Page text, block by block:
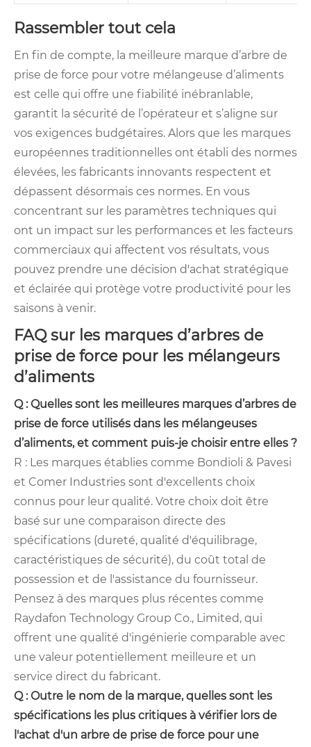
Rassembler tout cela
En fin de compte, la meilleure marque d’arbre de
prise de force pour votre mélangeuse d’aliments
est celle qui offre une fiabilité inébranlable,
garantit la sécurité de l’opérateur et s’aligne sur
vos exigences budgétaires. Alors que les marques
européennes traditionnelles ont établi des normes
élevées, les fabricants innovants respectent et
dépassent désormais ces normes. En vous
concentrant sur les paramètres techniques qui
ont un impact sur les performances et les facteurs
commerciaux qui affectent vos résultats, vous
pouvez prendre une décision d'achat stratégique
et éclairée qui protège votre productivité pour les
saisons à venir.
FAQ sur les marques d’arbres de
prise de force pour les mélangeurs
d’aliments
Q : Quelles sont les meilleures marques d’arbres de
prise de force utilisés dans les mélangeuses
d’aliments, et comment puis-je choisir entre elles ?
R : Les marques établies comme Bondioli & Pavesi
et Comer Industries sont d'excellents choix
connus pour leur qualité. Votre choix doit être
basé sur une comparaison directe des
spécifications (dureté, qualité d'équilibrage,
caractéristiques de sécurité), du coût total de
possession et de l'assistance du fournisseur.
Pensez à des marques plus récentes comme
Raydafon Technology Group Co., Limited, qui
offrent une qualité d'ingénierie comparable avec
une valeur potentiellement meilleure et un
service direct du fabricant.
Q : Outre le nom de la marque, quelles sont les
spécifications les plus critiques à vérifier lors de
l'achat d'un arbre de prise de force pour une